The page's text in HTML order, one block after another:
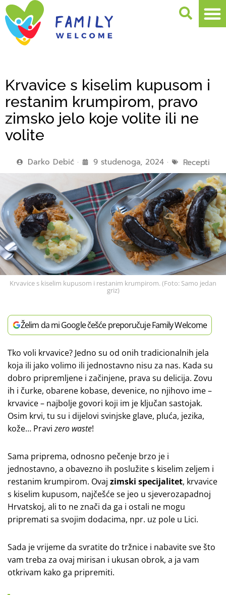
Krvavice s kiselim kupusom i
restanim krumpirom, pravo
zimsko jelo koje volite ili ne
volite
Darko Debić 9 studenoga, 2024 Recepti
Krvavice s kiselim kupusom i restanim krumpirom. (Foto: Samo jedan
griz)
Želim da mi Google češće preporučuje Family Welcome
Tko voli krvavice? Jedno su od onih tradicionalnih jela
koja ili jako volimo ili jednostavno nisu za nas. Kada su
dobro pripremljene i začinjene, prava su delicija. Zovu
ih i čurke, obarene kobase, devenice, no njihovo ime –
krvavice – najbolje govori koji im je ključan sastojak.
Osim krvi, tu su i dijelovi svinjske glave, pluća, jezika,
kože… Pravizero waste!
Sama priprema, odnosno pečenje brzo je i
jednostavno, a obavezno ih poslužite s kiselim zeljem i
restanim krumpirom. Ovaj zimski specijalitet, krvavice
s kiselim kupusom, najčešće se jeo u sjeverozapadnoj
Hrvatskoj, ali to ne znači da ga i ostali ne mogu
pripremati sa svojim dodacima, npr. uz pole u Lici.
Sada je vrijeme da svratite do tržnice i nabavite sve što
vam treba za ovaj mirisan i ukusan obrok, a ja vam
otkrivam kako ga pripremiti.